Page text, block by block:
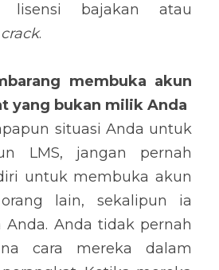
lisensi bajakan atau
crack.
membuka akun
yang bukan milik Anda
situasi Anda untuk
LMS, jangan pernah
untuk membuka akun
lain, sekalipun ia
Anda. Anda tidak pernah
cara mereka dalam